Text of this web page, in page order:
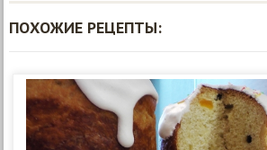
ПОХОЖИЕ РЕЦЕПТЫ: